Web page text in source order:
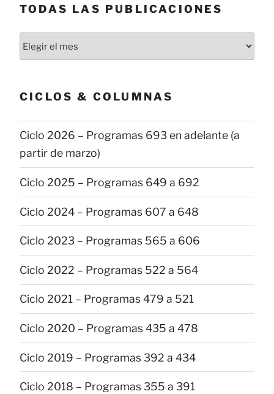
TODAS LAS PUBLICACIONES
Todas
las
CICLOS & COLUMNAS
Ciclo 2026 – Programas 693 en adelante (a
partir de marzo)
Ciclo 2025 – Programas 649 a 692
Ciclo 2024 – Programas 607 a 648
Ciclo 2023 – Programas 565 a 606
Ciclo 2022 – Programas 522 a 564
Ciclo 2021 – Programas 479 a 521
Ciclo 2020 – Programas 435 a 478
Ciclo 2019 – Programas 392 a 434
Ciclo 2018 – Programas 355 a 391